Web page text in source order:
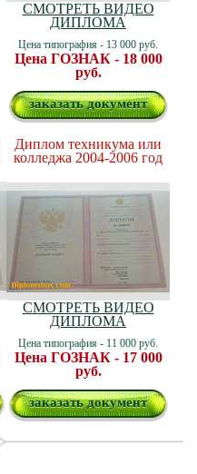
СМОТРЕТЬ ВИДЕО
ДИПЛОМА
Цена типография - 13 000 руб.
Цена ГОЗНАК - 18 000
руб.
заказать документ
Диплом техникума или
колледжа 2004-2006 год
СМОТРЕТЬ ВИДЕО
ДИПЛОМА
Цена типография - 11 000 руб.
Цена ГОЗНАК - 17 000
руб.
заказать документ